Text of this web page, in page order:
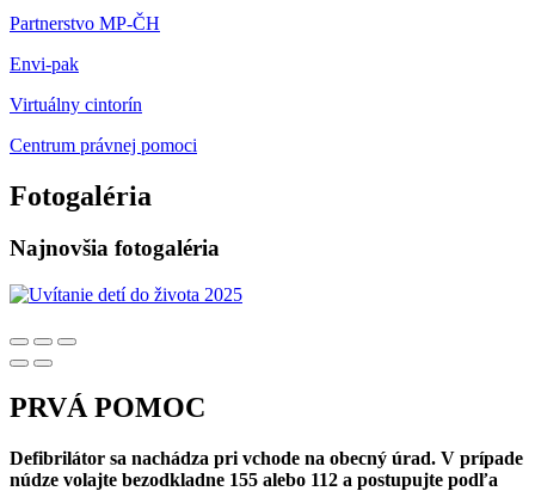
Partnerstvo MP-ČH
Envi-pak
Virtuálny cintorín
Centrum právnej pomoci
Fotogaléria
Najnovšia fotogaléria
PRVÁ POMOC
Defibrilátor sa nachádza pri vchode na obecný úrad. V prípade
núdze volajte bezodkladne 155 alebo 112 a postupujte podľa